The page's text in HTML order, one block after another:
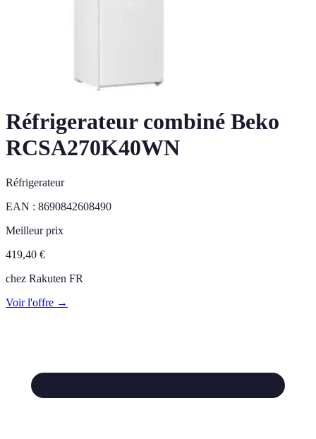
Réfrigerateur combiné Beko
RCSA270K40WN
Réfrigerateur
EAN : 8690842608490
Meilleur prix
419,40 €
chez Rakuten FR
Voir l'offre →